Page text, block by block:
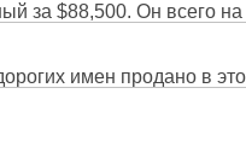
за $88,500. Он всего
имен продано в